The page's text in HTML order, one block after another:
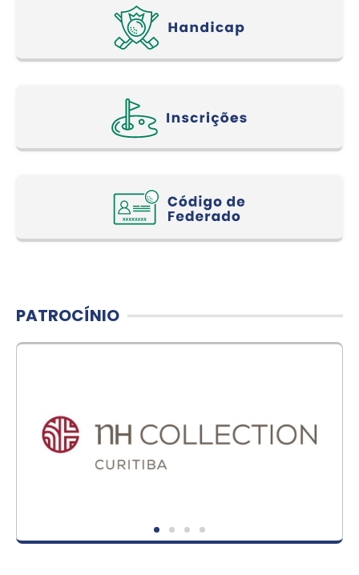
PATROCÍNIO